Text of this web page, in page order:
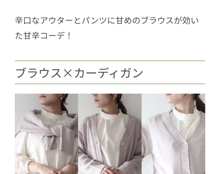
辛口なアウターとパンツに甘めのブラウスが効い
た甘辛コーデ！
ブラウス×カーディガン